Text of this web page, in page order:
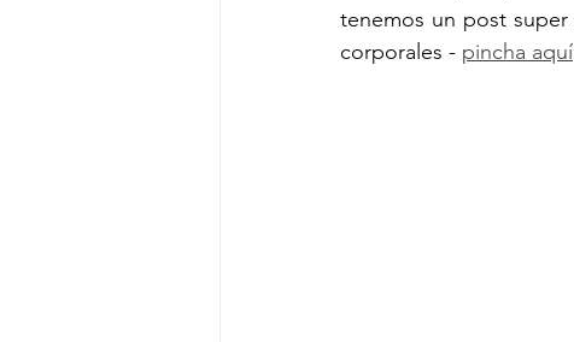
tenemos un post
corporales - pincha aquí